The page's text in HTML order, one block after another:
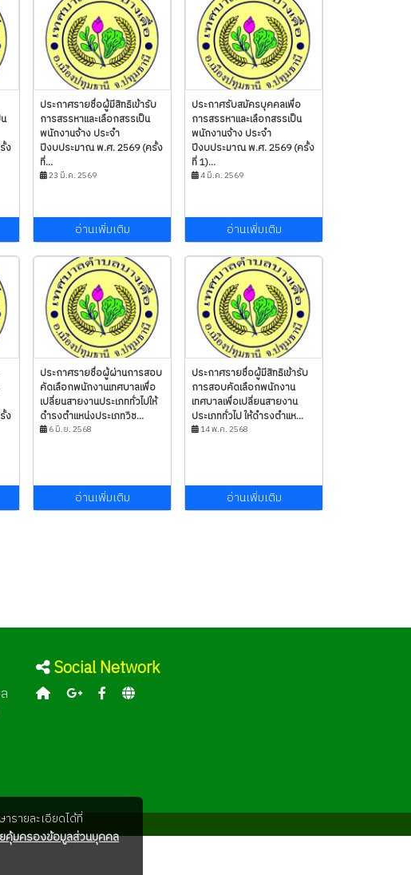
ง
ประกาศรายชื่อผู้มีสิทธิเข้ารับ
การสรรหาและเลือกสรรเป็น
พนักงานจ้าง ประจำ
ปีงบประมาณ พ.ศ. 2569 (ครั้ง
ที่...
23 มี.ค. 2569
อ่านเพิ่มเติม
ประกาศรับสมัครบุคคลเพื่อ
การสรรหาและเลือกสรรเป็น
พนักงานจ้าง ประจำ
ปีงบประมาณ พ.ศ. 2569 (ครั้ง
ที่ 1)...
4 มี.ค. 2569
อ่านเพิ่มเติม
ง
ประกาศรายชื่อผู้ผ่านการสอบ
คัดเลือกพนักงานเทศบาลเพื่อ
เปลี่ยนสายงานประเภททั่วไปให้
ดำรงตำแหน่งประเภทวิช...
6 มิ.ย. 2568
อ่านเพิ่มเติม
ประกาศรายชื่อผู้มีสิทธิเข้ารับ
การสอบคัดเลือกพนักงาน
เทศบาลเพื่อเปลี่ยนสายงาน
ประเภททั่วไป ให้ดำรงตำแห...
14 พ.ค. 2568
อ่านเพิ่มเติม
Social Network
รายละเอียดได้ที่
คุ้มครองข้อมูลส่วนบุคคล